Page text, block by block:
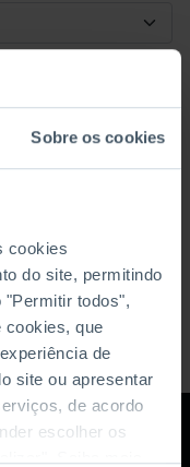
Sobre os cookies
cookies
do site, permitindo
"Permitir todos",
cookies, que
de
site ou apresentar
de acordo
escolher os